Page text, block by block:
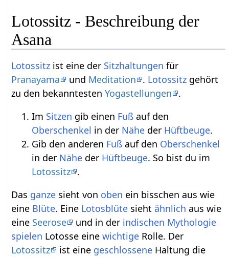
Lotossitz - Beschreibung der
Asana
Lotossitz ist eine der Sitzhaltungen für
Pranayama
und Meditation . Lotossitz gehört
zu den bekanntestenYogastellungen
.
Im Sitzen gib einen Fuß auf den
Oberschenkel in der Nähe der Hüftbeuge.
Gib den anderen Fuß auf den Oberschenkel
in der Nähe der Hüftbeuge. So bist du im
Lotossitz .
Das ganze sieht von oben ein bisschen aus wie
eine Blüte. Eine Lotosblüte sieht ähnlich aus wie
eine Seerose und in der indischen Mythologie
spielen Lotosse einewichtige Rolle. Der
Lotossitz
ist eine geschlossene Haltung die